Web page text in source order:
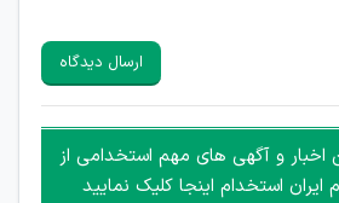
که به هر طریقی قصد مأیوس کردن
و کنایه به سایر افراد (مسئول و غیر مسئول)
هرگونه ملاقات حضوری چه به صورت دسته
سایت وجود ندارد.
ارسال دیدگاه
و آگهی های مهم استخدامی از
ایران استخدام اینجا کلیک نمایید